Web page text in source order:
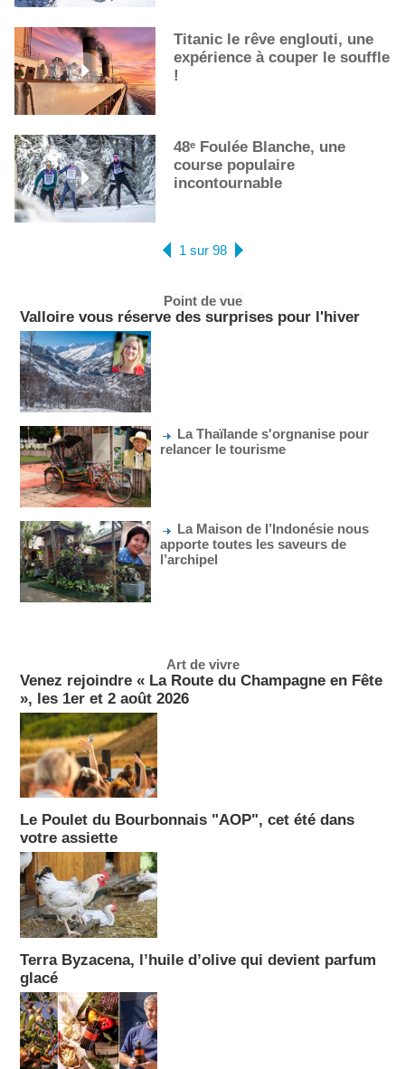
Titanic le rêve englouti, une
expérience à couper le souffle
!
48ᵉ Foulée Blanche, une
course populaire
incontournable
1 sur 98
Point de vue
Valloire vous réserve des surprises pour l'hiver
La Thaïlande s'orgnanise pour
relancer le tourisme
La Maison de l’Indonésie nous
apporte toutes les saveurs de
l’archipel
Art de vivre
Venez rejoindre « La Route du Champagne en Fête
», les 1er et 2 août 2026
Le Poulet du Bourbonnais "AOP", cet été dans
votre assiette
Terra Byzacena, l’huile d’olive qui devient parfum
glacé